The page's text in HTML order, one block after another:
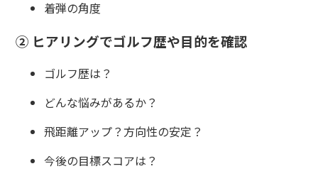
着弾の角度
② ヒアリングでゴルフ歴や目的を確認
ゴルフ歴は？
どんな悩みがあるか？
飛距離アップ？方向性の安定？
今後の目標スコアは？